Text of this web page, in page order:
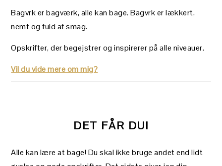
Bagvrk er bagværk, alle kan bage. Bagvrk er lækkert,
nemt og fuld af smag.
Opskrifter, der begejstrer og inspirerer på alle niveauer.
Vil du vide mere om mig?
DET FÅR DU!
Alle kan lære at bage! Du skal ikke bruge andet end lidt